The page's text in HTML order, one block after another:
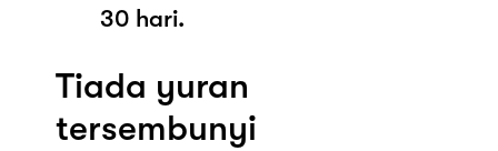
30 hari.
Tiada yuran
tersembunyi